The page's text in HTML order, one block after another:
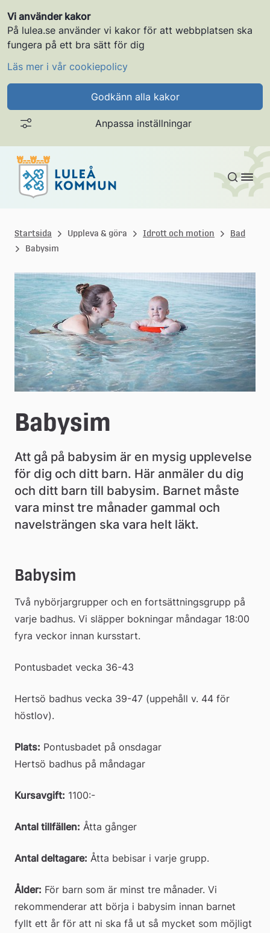
Vi använder kakor
På lulea.se använder vi kakor för att webbplatsen ska
fungera på ett bra sätt för dig
Läs mer i vår cookiepolicy
Godkänn alla kakor
Anpassa inställningar
Gå till innehållet
u
l
e
å
k
o
m
m
u
Startsida Uppleva & göra Idrott och motion
Bad
Babysim
Babysim
Att gå på babysim är en mysig upplevelse
för dig och ditt barn. Här anmäler du dig
och ditt barn till babysim. Barnet måste
vara minst tre månader gammal och
navelsträngen ska vara helt läkt.
Babysim
Två nybörjargrupper och en fortsättningsgrupp på
varje badhus. Vi släpper bokningar måndagar 18:00
fyra veckor innan kursstart.
Pontusbadet vecka 36-43
Hertsö badhus vecka 39-47 (uppehåll v. 44 för
höstlov).
Plats: Pontusbadet på onsdagar
Hertsö badhus på måndagar
Kursavgift: 1100:-
Antal tillfällen: Åtta gånger
Antal deltagare: Åtta bebisar i varje grupp.
Ålder: För barn som är minst tre månader. Vi
rekommenderar att börja i babysim innan barnet
fyllt ett år för att ni ska få ut så mycket som möjligt